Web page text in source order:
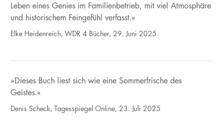
Leben eines Genies im Familienbetrieb, mit viel Atmosphäre
und historischem Feingefühl verfasst.«
Elke Heidenreich, WDR 4 Bücher, 29. Juni 2025
»Dieses Buch liest sich wie eine Sommerfrische des
Geistes.«
Denis Scheck, Tagesspiegel Online, 23. Juli 2025